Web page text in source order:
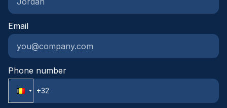
gesprekspartner voor projectteams, leveranciers
en onderaannemers.Je combineert een technische
mindset met een commerciële ingesteldheid en
gestructureerd, neemt initiatief en durft
dynamische projectomgeving.
Email
Phone number